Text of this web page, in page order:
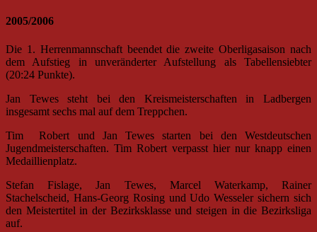
2005/2006
Die 1. Herrenmannschaft beendet die zweite Oberligasaison nach
dem Aufstieg in unveränderter Aufstellung als Tabellensiebter
(20:24 Punkte).
Jan Tewes steht bei den Kreismeisterschaften in Ladbergen
insgesamt sechs mal auf dem Treppchen.
Tim Robert und Jan Tewes starten bei den Westdeutschen
Jugendmeisterschaften. Tim Robert verpasst hier nur knapp einen
Medaillienplatz.
Stefan Fislage, Jan Tewes, Marcel Waterkamp, Rainer
Stachelscheid, Hans-Georg Rosing und Udo Wesseler sichern sich
den Meistertitel in der Bezirksklasse und steigen in die Bezirksliga
auf.